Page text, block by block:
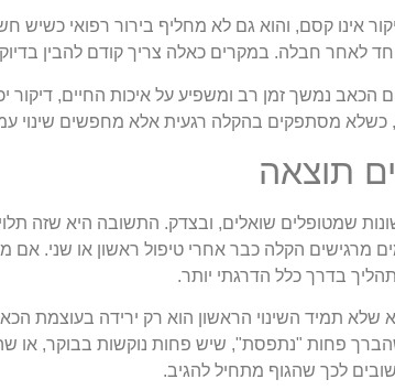
אינו קסם, והוא גם לא מחליף בירור רפואי כשיש
חד לאחר חבלה. במקרים כאלה צריך קודם להבין
הכאב נמשך זמן רב ומשפיע על איכות החיים, דיקור
כשלא מסתפקים בהקלה רגעית אלא מחפשים שינוי
תוצאה
שמטופלים שואלים, ובצדק. התשובה היא שזה
מרגישים הקלה כבר אחרי טיפול ראשון או שני. אם
בדרך כלל הדרגתי יותר.
שלא תמיד השינוי הראשון הוא רק ירידה בעוצמת
פחות "נתפסת", שיש פחות נוקשות בבוקר, או
לכך שהגוף מתחיל להגיב.